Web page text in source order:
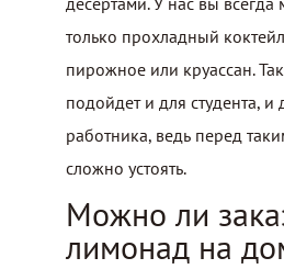
только прохладный
пирожное или круассан.
подойдет и для студента, и
работника, ведь перед
сложно устоять.
Можно ли
лимонад на